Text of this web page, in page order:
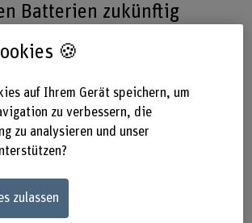
Batterien zukünftig
des Innosuisse-
das im
am Institut für Intelligente
Systeme I3S der Berner
BFH in
mit dem Start-up
der Eidgenössischen
🍪
auf Ihrem Gerät speichern, um
zu verbessern, die
zu analysieren und unser
zulassen